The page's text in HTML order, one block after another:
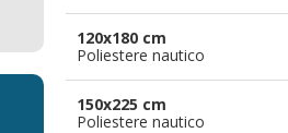
120x180 cm
Poliestere nautico
150x225 cm
Poliestere nautico